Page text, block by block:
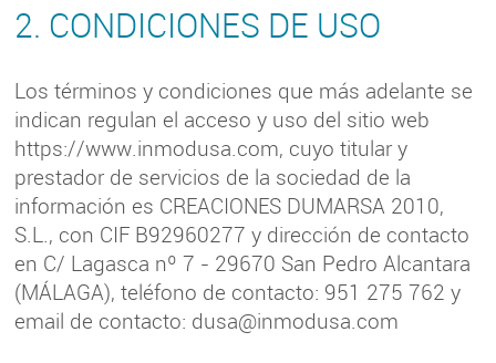
2. CONDICIONES DE USO
Los términos y condiciones que más adelante se
indican regulan el acceso y uso del sitio web
https://www.inmodusa.com, cuyo titular y
prestador de servicios de la sociedad de la
información es CREACIONES DUMARSA 2010,
S.L., con CIF B92960277 y dirección de contacto
en C/ Lagasca nº 7 - 29670 San Pedro Alcantara
(MÁLAGA), teléfono de contacto: 951 275 762 y
email de contacto: dusa@inmodusa.com